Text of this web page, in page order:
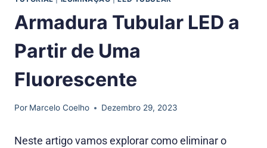
Armadura Tubular LED a
Partir de Uma
Fluorescente
Por Marcelo Coelho Dezembro 29, 2023
Neste artigo vamos explorar como eliminar o